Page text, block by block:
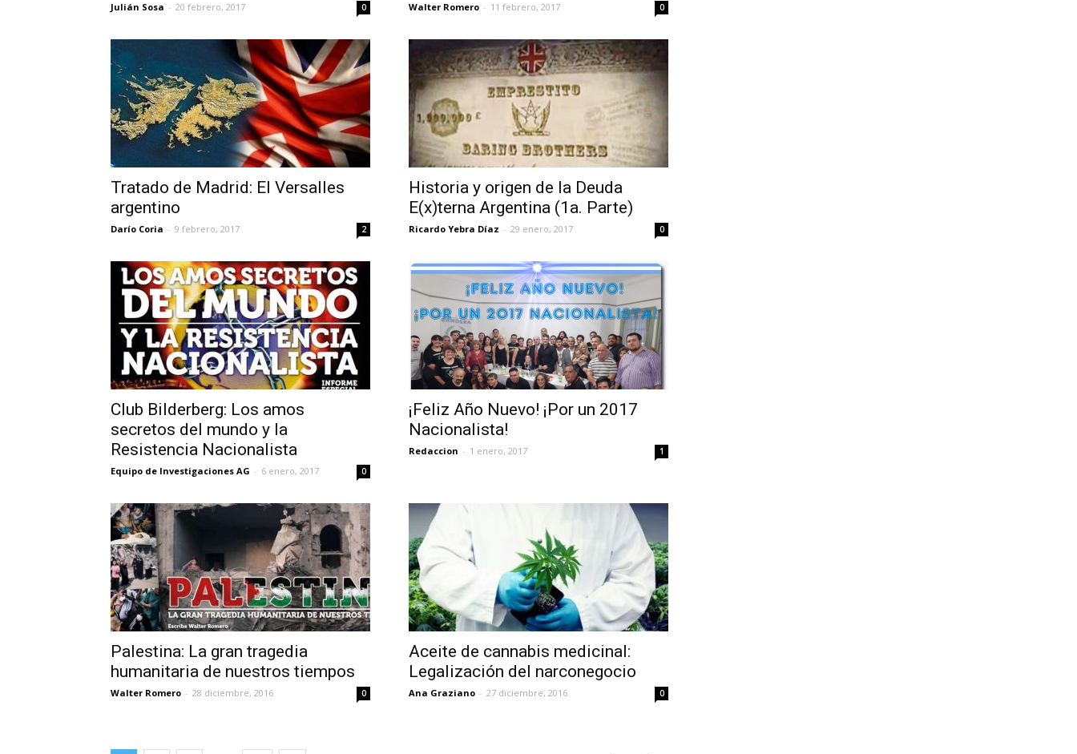
Julián Sosa - 20 febrero, 2017 0 Walter Romero - 11 febrero, 2017 0
Tratado de Madrid: El Versalles
argentino
Darío Coria - 9 febrero, 2017 2
Historia y origen de la Deuda
E(x)terna Argentina (1a. Parte)
Ricardo Yebra Díaz - 29 enero, 2017 0
Club Bilderberg: Los amos
secretos del mundo y la
Resistencia Nacionalista
Equipo de Investigaciones AG - 6 enero, 2017 0
¡Feliz Año Nuevo! ¡Por un 2017
Nacionalista!
Redaccion - 1 enero, 2017 1
Palestina: La gran tragedia
humanitaria de nuestros tiempos
Walter Romero - 28 diciembre, 2016 0
Aceite de cannabis medicinal:
Legalización del narconegocio
Ana Graziano - 27 diciembre, 2016 0